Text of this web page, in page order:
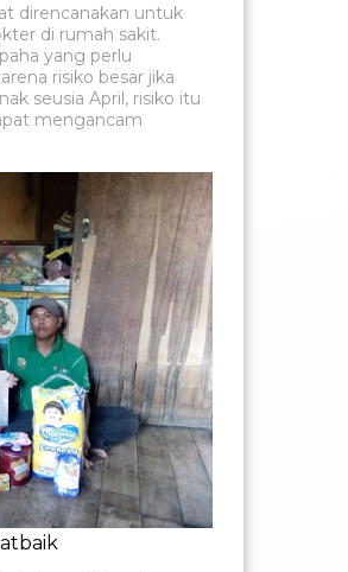
direncanakan untuk
di rumah sakit.
yang perlu
risiko besar jika
seusia April, risiko itu
mengancam